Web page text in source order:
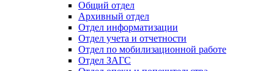
Общий отдел
Архивный отдел
Отдел информатизации
Отдел учета и отчетности
Отдел по мобилизационной работе
Отдел ЗАГС